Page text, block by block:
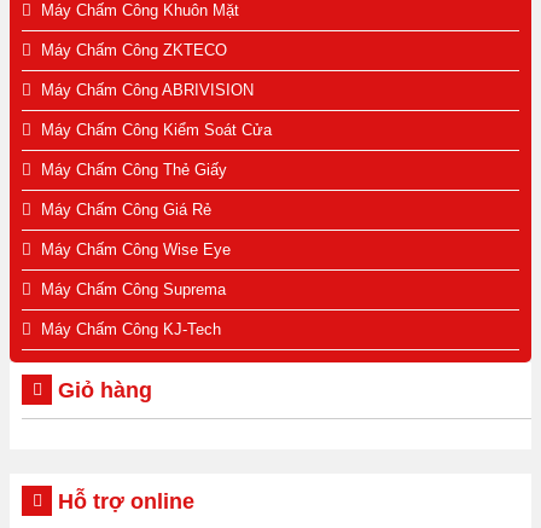
Máy Chấm Công Khuôn Mặt
Máy Chấm Công ZKTECO
Máy Chấm Công ABRIVISION
Máy Chấm Công Kiểm Soát Cửa
Máy Chấm Công Thẻ Giấy
Máy Chấm Công Giá Rẻ
Máy Chấm Công Wise Eye
Máy Chấm Công Suprema
Máy Chấm Công KJ-Tech
Giỏ hàng
Hỗ trợ online